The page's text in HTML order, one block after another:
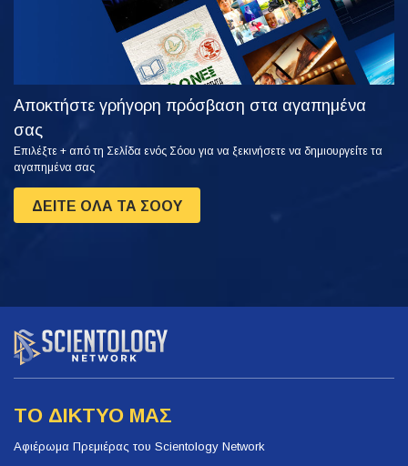
Αποκτήστε γρήγορη πρόσβαση στα αγαπημένα
σας
Επιλέξτε + από τη Σελίδα ενός Σόου για να ξεκινήσετε να δημιουργείτε τα
αγαπημένα σας
ΔΕΙΤΕ ΟΛΑ ΤΑ ΣΟΟΥ
ΤΟ ΔΙΚΤΥΟ ΜΑΣ
Αφιέρωμα Πρεμιέρας του Scientology Network